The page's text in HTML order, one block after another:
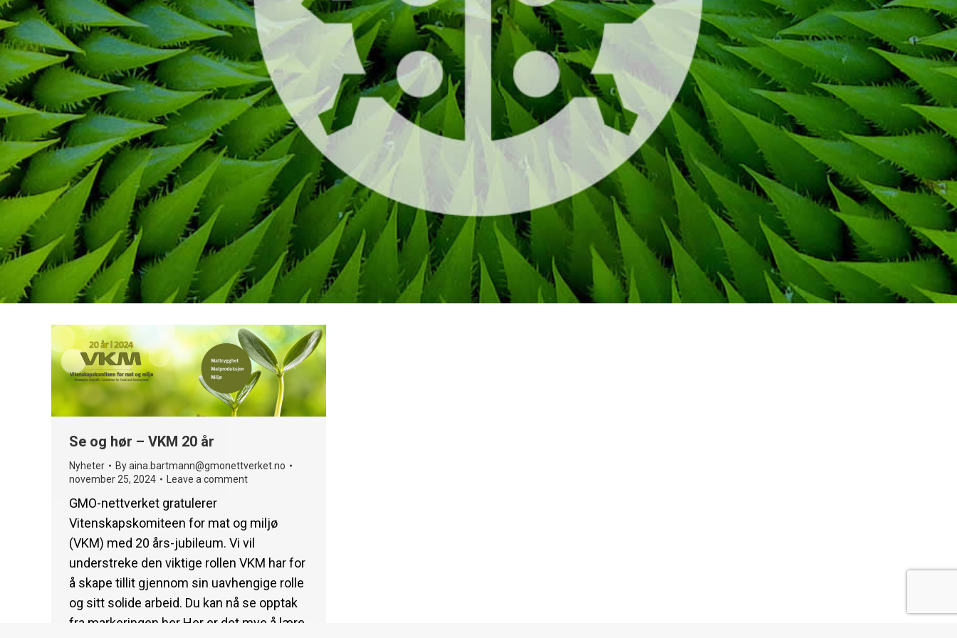
Se og hør – VKM 20 år
Nyheter Byaina.bartmann@gmonettverket.no
november 25, 2024
Leave a comment
GMO-nettverket gratulerer
Vitenskapskomiteen for mat og miljø
(VKM) med 20 års-jubileum. Vi vil
understreke den viktige rollen VKM har for
å skape tillit gjennom sin uavhengige rolle
og sitt solide arbeid. Du kan nå se opptak
fra markeringen her Her er det mye å lære.